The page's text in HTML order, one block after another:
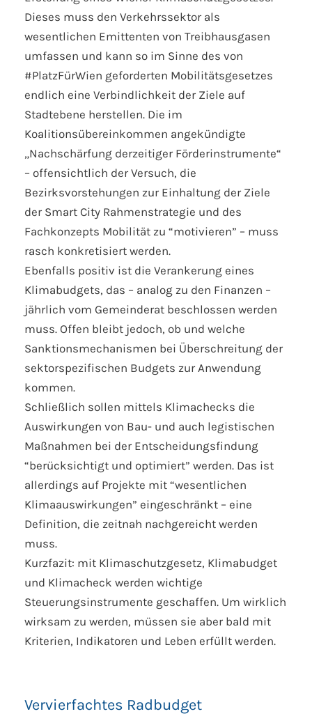
Dieses muss den Verkehrssektor als
wesentlichen Emittenten von Treibhausgasen
umfassen und kann so im Sinne des von
#PlatzFürWien geforderten Mobilitätsgesetzes
endlich eine Verbindlichkeit der Ziele auf
Stadtebene herstellen. Die im
Koalitionsübereinkommen angekündigte
„Nachschärfung derzeitiger Förderinstrumente“
– offensichtlich der Versuch, die
Bezirksvorstehungen zur Einhaltung der Ziele
der Smart City Rahmenstrategie und des
Fachkonzepts Mobilität zu “motivieren” – muss
rasch konkretisiert werden.
Ebenfalls positiv ist die Verankerung eines
Klimabudgets, das – analog zu den Finanzen –
jährlich vom Gemeinderat beschlossen werden
muss. Offen bleibt jedoch, ob und welche
Sanktionsmechanismen bei Überschreitung der
sektorspezifischen Budgets zur Anwendung
kommen.
Schließlich sollen mittels Klimachecks die
Auswirkungen von Bau- und auch legistischen
Maßnahmen bei der Entscheidungsfindung
“berücksichtigt und optimiert” werden. Das ist
allerdings auf Projekte mit “wesentlichen
Klimaauswirkungen” eingeschränkt – eine
Definition, die zeitnah nachgereicht werden
muss.
Kurzfazit: mit Klimaschutzgesetz, Klimabudget
und Klimacheck werden wichtige
Steuerungsinstrumente geschaffen. Um wirklich
wirksam zu werden, müssen sie aber bald mit
Kriterien, Indikatoren und Leben erfüllt werden.
Vervierfachtes Radbudget